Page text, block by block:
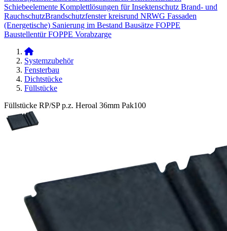
Schiebeelemente Komplettlösungen für Insektenschutz Brand- und
Rauchschutz​Brandschutzfenster kreisrund NRWG Fassaden
(Energetische) Sanierung im Bestand Bausätze FOPPE
Baustellentür FOPPE Vorabzarge
Systemzubehör
Fensterbau
Dichtstücke
Füllstücke
Füllstücke RP/SP p.z. Heroal 36mm Pak100